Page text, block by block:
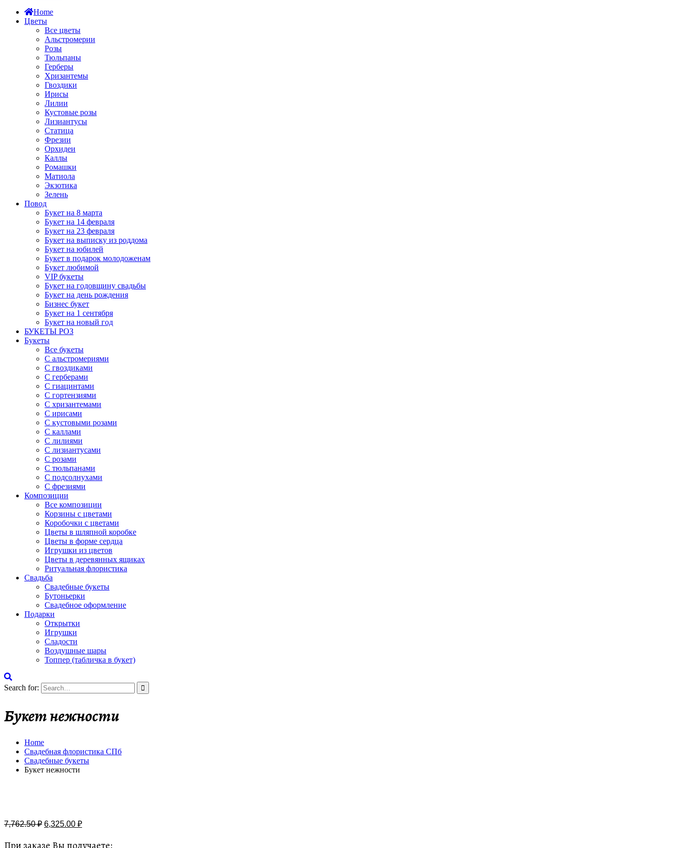
Home
Цветы
Все цветы
Альстромерии
Розы
Тюльпаны
Герберы
Хризантемы
Гвоздики
Ирисы
Лилии
Кустовые розы
Лизиантусы
Статица
Фрезии
Орхидеи
Каллы
Ромашки
Матиола
Экзотика
Зелень
Повод
Букет на 8 марта
Букет на 14 февраля
Букет на 23 февраля
Букет на выписку из роддома
Букет на юбилей
Букет в подарок молодоженам
Букет любимой
VIP букеты
Букет на годовщину свадьбы
Букет на день рождения
Бизнес букет
Букет на 1 сентября
Букет на новый год
БУКЕТЫ РОЗ
Букеты
Все букеты
С альстромериями
С гвоздиками
С герберами
С гиацинтами
С гортензиями
С хризантемами
С ирисами
С кустовыми розами
С каллами
С лилиями
С лизиантусами
С розами
С тюльпанами
С подсолнухами
С фрезиями
Композиции
Все композиции
Корзины с цветами
Коробочки с цветами
Цветы в шляпной коробке
Цветы в форме сердца
Игрушки из цветов
Цветы в деревянных ящиках
Ритуальная флористика
Свадьба
Свадебные букеты
Бутоньерки
Свадебное оформление
Подарки
Открытки
Игрушки
Сладости
Воздушные шары
Топпер (табличка в букет)
Search for:
Букет нежности
Home
Свадебная флористика СПб
Свадебные букеты
Букет нежности
7,762.50₽ 6,325.00 ₽
При заказе Вы получаете: